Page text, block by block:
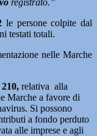
registrato.”
le persone colpite dal
testati totali.
nelle Marche
relativa alla
Marche a favore di
Si possono
a fondo perduto
alle imprese e agli